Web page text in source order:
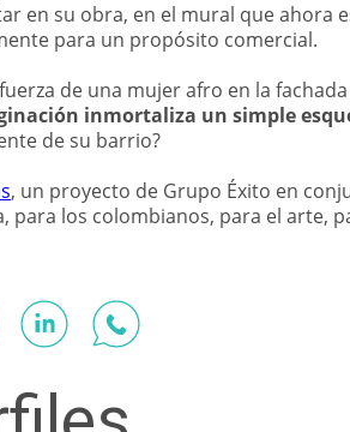
en su obra, en el mural que ahora
para un propósito comercial.
de una mujer afro en la
inmortaliza un simple
de su barrio?
, un proyecto de Grupo Éxito en
para los colombianos, para el arte,
LinkedInWhatsApp